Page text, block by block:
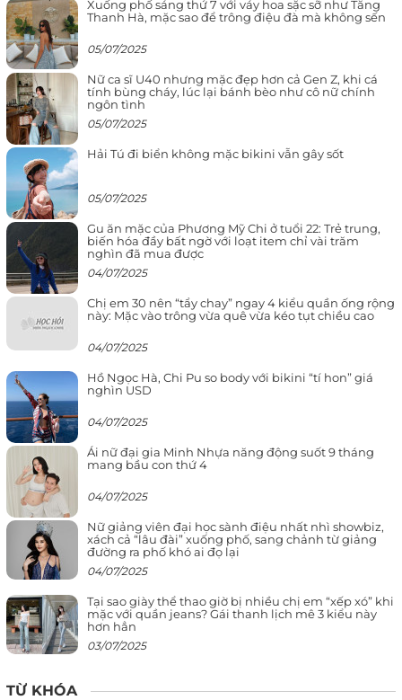
Xuống phố sáng thứ 7 với váy hoa sặc sỡ như Tăng
Thanh Hà, mặc sao để trông điệu đà mà không sến
05/07/2025
Nữ ca sĩ U40 nhưng mặc đẹp hơn cả Gen Z, khi cá
tính bùng cháy, lúc lại bánh bèo như cô nữ chính
ngôn tình
05/07/2025
Hải Tú đi biển không mặc bikini vẫn gây sốt
05/07/2025
Gu ăn mặc của Phương Mỹ Chi ở tuổi 22: Trẻ trung,
biến hóa đầy bất ngờ với loạt item chỉ vài trăm
nghìn đã mua được
04/07/2025
Chị em 30 nên “tẩy chay” ngay 4 kiểu quần ống rộng
này: Mặc vào trông vừa quê vừa kéo tụt chiều cao
04/07/2025
Hồ Ngọc Hà, Chi Pu so body với bikini “tí hon” giá
nghìn USD
04/07/2025
Ái nữ đại gia Minh Nhựa năng động suốt 9 tháng
mang bầu con thứ 4
04/07/2025
Nữ giảng viên đại học sành điệu nhất nhì showbiz,
xách cả “lâu đài” xuống phố, sang chảnh từ giảng
đường ra phố khó ai đọ lại
04/07/2025
Tại sao giày thể thao giờ bị nhiều chị em “xếp xó” khi
mặc với quần jeans? Gái thanh lịch mê 3 kiểu này
hơn hẳn
03/07/2025
TỪ KHÓA